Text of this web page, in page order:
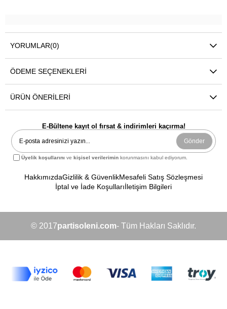
YORUMLAR(0)
ÖDEME SEÇENEKLERI
ÜRÜN ÖNERILERI
E-Bültene kayıt ol fırsat & indirimleri kaçırma!
Gönder
Üyelik koşullarını vekişisel verilerimin korunmasını kabul ediyorum.
HakkımızdaGizlilik & GüvenlikMesafeli Satış Sözleşmesi
İptal ve İade Koşullarıİletişim Bilgileri
© 2017partisoleni.com- Tüm Hakları Saklıdır.